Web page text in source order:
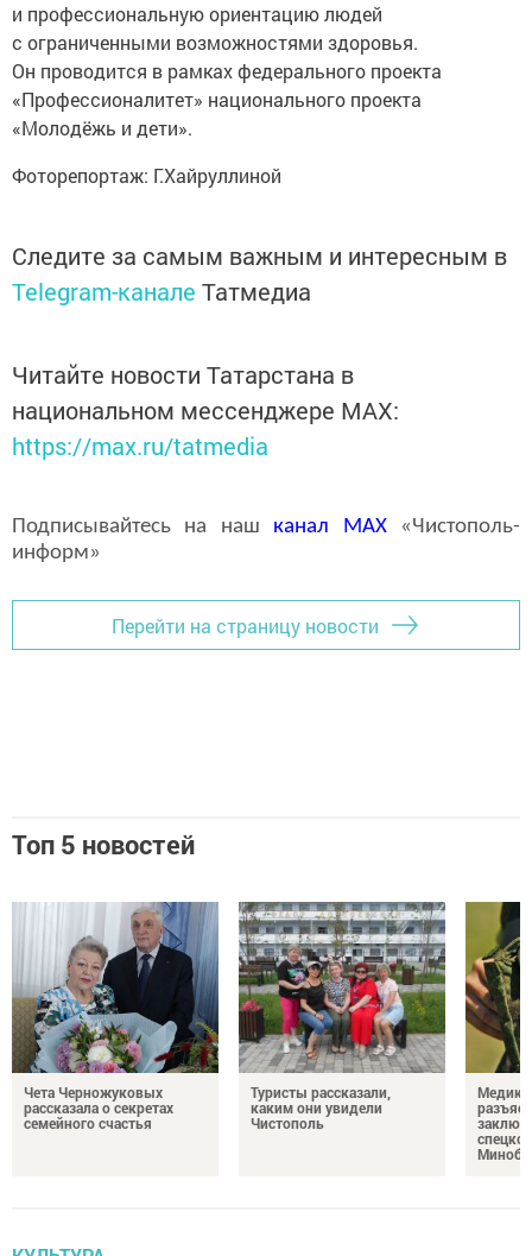
и профессиональную ориентацию людей
с ограниченными возможностями здоровья.
Он проводится в рамках федерального проекта
«Профессионалитет» национального проекта
«Молодёжь и дети».
Фоторепортаж: Г.Хайруллиной
Следите за самым важным и интересным в
Telegram-канале Татмедиа
Читайте новости Татарстана в
национальном мессенджере MАХ:
https://max.ru/tatmedia
Подписывайтесь на наш канал MAX«Чистополь-
информ»
Перейти на страницу новости
Топ 5 новостей
Чета Черножуковых
рассказала о секретах
семейного счастья
Туристы рассказали,
каким они увидели
Чистополь